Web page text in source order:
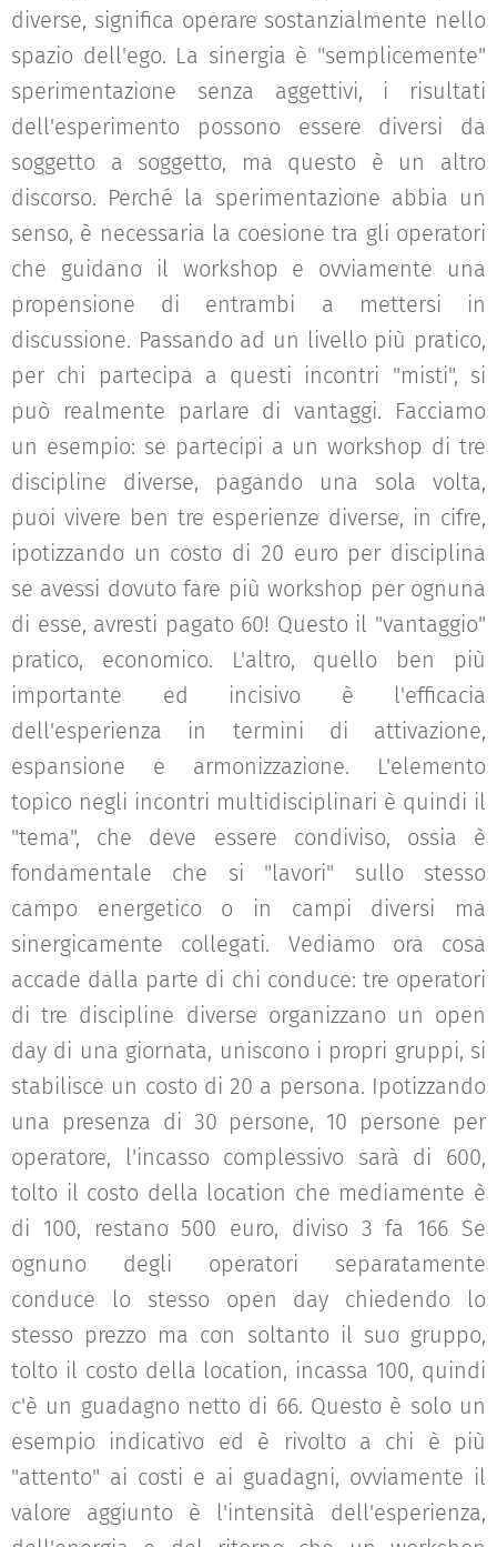
diverse, significa operare sostanzialmente nello
spazio dell'ego. La sinergia è "semplicemente"
sperimentazione senza aggettivi, i risultati
dell'esperimento possono essere diversi da
soggetto a soggetto, ma questo è un altro
discorso. Perché la sperimentazione abbia un
senso, è necessaria la coesione tra gli operatori
che guidano il workshop e ovviamente una
propensione di entrambi a mettersi in
discussione. Passando ad un livello più pratico,
per chi partecipa a questi incontri "misti", si
può realmente parlare di vantaggi. Facciamo
un esempio: se partecipi a un workshop di tre
discipline diverse, pagando una sola volta,
puoi vivere ben tre esperienze diverse, in cifre,
ipotizzando un costo di 20 euro per disciplina
se avessi dovuto fare più workshop per ognuna
di esse, avresti pagato 60! Questo il "vantaggio"
pratico, economico. L'altro, quello ben più
importante ed incisivo è l'efficacia
dell'esperienza in termini di attivazione,
espansione e armonizzazione. L'elemento
topico negli incontri multidisciplinari è quindi il
"tema", che deve essere condiviso, ossia è
fondamentale che si "lavori" sullo stesso
campo energetico o in campi diversi ma
sinergicamente collegati. Vediamo ora cosa
accade dalla parte di chi conduce: tre operatori
di tre discipline diverse organizzano un open
day di una giornata, uniscono i propri gruppi, si
stabilisce un costo di 20 a persona. Ipotizzando
una presenza di 30 persone, 10 persone per
operatore, l'incasso complessivo sarà di 600,
tolto il costo della location che mediamente è
di 100, restano 500 euro, diviso 3 fa 166 Se
ognuno degli operatori separatamente
conduce lo stesso open day chiedendo lo
stesso prezzo ma con soltanto il suo gruppo,
tolto il costo della location, incassa 100, quindi
c'è un guadagno netto di 66. Questo è solo un
esempio indicativo ed è rivolto a chi è più
"attento" ai costi e ai guadagni, ovviamente il
valore aggiunto è l'intensità dell'esperienza,